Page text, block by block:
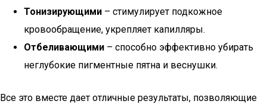
Тонизирующими – стимулирует подкожное
кровообращение, укрепляет капилляры.
Отбеливающими – способно эффективно убирать
неглубокие пигментные пятна и веснушки.
Все это вместе дает отличные результаты, позволяющие